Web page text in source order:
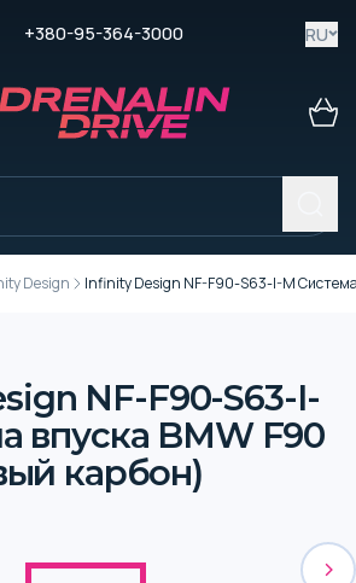
+380-95-364-3000 RU
Design Infinity Design NF-F90-S63-I-M
NF-F90-S63-I-
впуска BMW F90
карбон)